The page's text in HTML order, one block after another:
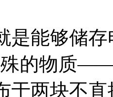
是能够储
殊的物质
于两块不